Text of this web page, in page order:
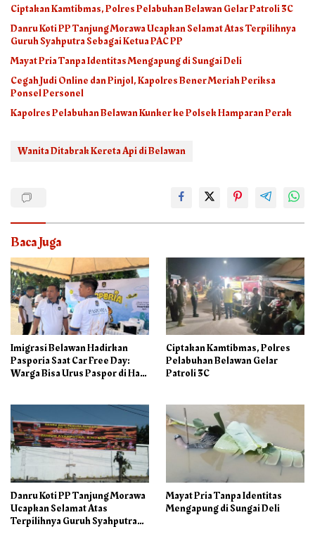
Ciptakan Kamtibmas, Polres Pelabuhan Belawan Gelar Patroli 3C
Danru Koti PP Tanjung Morawa Ucapkan Selamat Atas Terpilihnya
Guruh Syahputra Sebagai Ketua PAC PP
Mayat Pria Tanpa Identitas Mengapung di Sungai Deli
Cegah Judi Online dan Pinjol, Kapolres Bener Meriah Periksa
Ponsel Personel
Kapolres Pelabuhan Belawan Kunker ke Polsek Hamparan Perak
Wanita Ditabrak Kereta Api di Belawan
Baca Juga
Imigrasi Belawan Hadirkan
Pasporia Saat Car Free Day:
Warga Bisa Urus Paspor di Hari
Ciptakan Kamtibmas, Polres
Pelabuhan Belawan Gelar
Patroli 3C
Danru Koti PP Tanjung Morawa
Ucapkan Selamat Atas
Terpilihnya Guruh Syahputra
Mayat Pria Tanpa Identitas
Mengapung di Sungai Deli